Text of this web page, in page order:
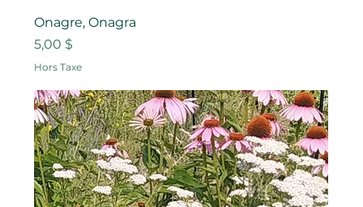
Onagre, Onagra
Prix
5,00 $
Hors Taxe